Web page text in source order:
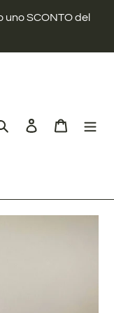
SCONTO del
Cerca Accedi Carrello